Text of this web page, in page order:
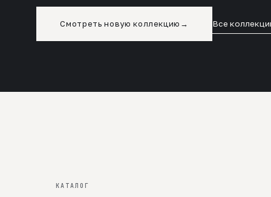
Смотреть новую коллекцию → Все
КАТАЛОГ